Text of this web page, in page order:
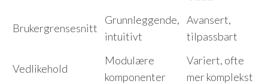
Brukergrensesnitt
Grunnleggende,
intuitivt
Avansert,
tilpassbart
Vedlikehold
Modulære
komponenter
Variert, ofte
mer komplekst